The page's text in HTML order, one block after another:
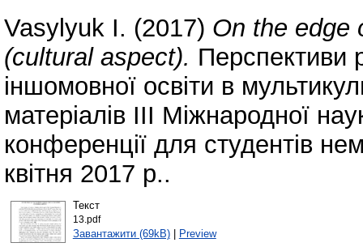
Vasylyuk I. (2017) On the edge
(cultural aspect). Перспективи
іншомовної освіти в
матеріалів ІІІ Міжнародної
конференції для студентів
квітня 2017 р..
Текст
13.pdf
Завантажити (69kB)| Preview